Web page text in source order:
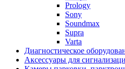
Prology
Sony
Soundmax
Supra
Varta
Диагностическое
Аксессуары для